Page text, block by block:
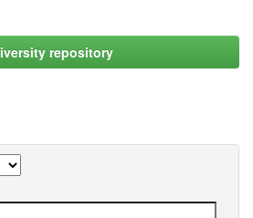
repository